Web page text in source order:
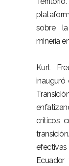
sobre
minería
Kurt
inauguró
críticos